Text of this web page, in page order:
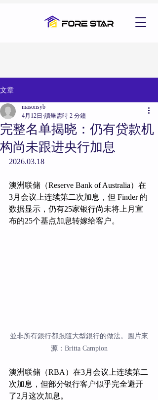
文章
完整名单揭晓：仍有贷款机
构尚未跟进央行加息
masonsyb
4月12日 讀畢需時 2 分鐘
2026.03.18
澳洲联储（Reserve Bank of Australia）在
3月会议上连续第二次加息，但 Finder 的
数据显示，仍有25家银行尚未将上月宣
布的25个基点加息转嫁给客户。
並非所有銀行都跟隨大型銀行的做法。圖片來
源：Britta Campion
澳洲联储（RBA）在3月会议上连续第二
次加息，但部分银行客户似乎完全避开
了2月这次加息。